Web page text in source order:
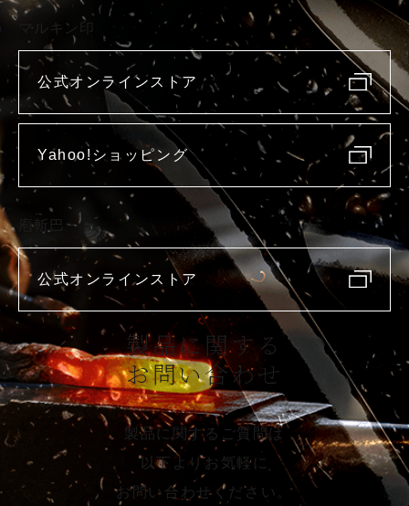
マルキン印
公式オンラインストア
Yahoo!ショッピング
庖斬巴
公式オンラインストア
製品に関する
お問い合わせ
製品に関するご質問は
以下よりお気軽に
お問い合わせください。